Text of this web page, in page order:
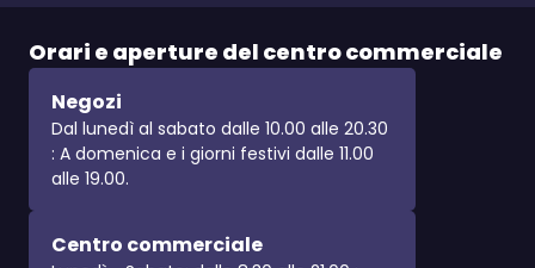
Orari e aperture del centro commerciale
Negozi
Dal lunedì al sabato dalle 10.00 alle 20.30
: A domenica e i giorni festivi dalle 11.00
alle 19.00.
Centro commerciale